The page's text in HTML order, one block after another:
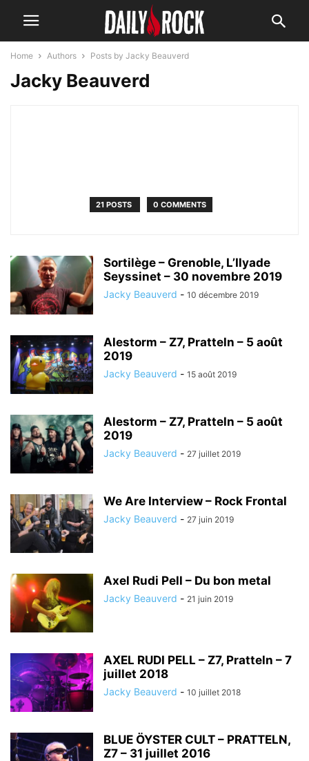
Home Authors Posts by Jacky Beauverd
Jacky Beauverd
21 POSTS 0 COMMENTS
Sortilège – Grenoble, L’Ilyade
Seyssinet – 30 novembre 2019
Jacky Beauverd - 10 décembre 2019
Alestorm – Z7, Pratteln – 5 août
2019
Jacky Beauverd - 15 août 2019
Alestorm – Z7, Pratteln – 5 août
2019
Jacky Beauverd - 27 juillet 2019
We Are Interview – Rock Frontal
Jacky Beauverd - 27 juin 2019
Axel Rudi Pell – Du bon metal
Jacky Beauverd - 21 juin 2019
AXEL RUDI PELL – Z7, Pratteln – 7
juillet 2018
Jacky Beauverd - 10 juillet 2018
BLUE ÖYSTER CULT – PRATTELN,
Z7 – 31 juillet 2016